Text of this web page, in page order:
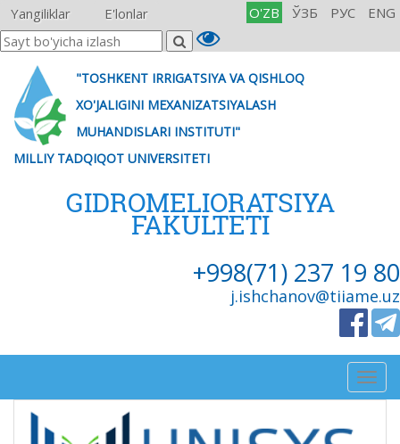
Yangiliklar E'lonlar O'ZB ЎЗБ РУС ENG
"TOSHKENT IRRIGATSIYA VA QISHLOQ
XO'JALIGINI MEXANIZATSIYALASH
MUHANDISLARI INSTITUTI"
MILLIY TADQIQOT UNIVERSITETI
GIDROMELIORATSIYA
FAKULTETI
+998(71) 237 19 80
j.ishchanov@tiiame.uz